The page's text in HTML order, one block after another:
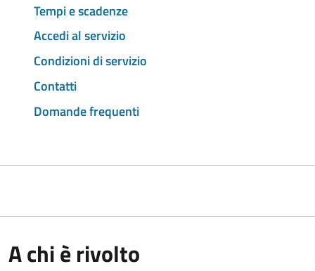
Tempi e scadenze
Accedi al servizio
Condizioni di servizio
Contatti
Domande frequenti
A chi è rivolto